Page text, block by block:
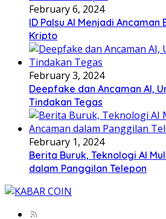
February 6, 2024
ID Palsu AI Menjadi
Kripto
February 3, 2024
Deepfake dan Ancaman AI,
Tindakan Tegas
February 1, 2024
Berita Buruk, Teknologi AI
dalam Panggilan Telepon